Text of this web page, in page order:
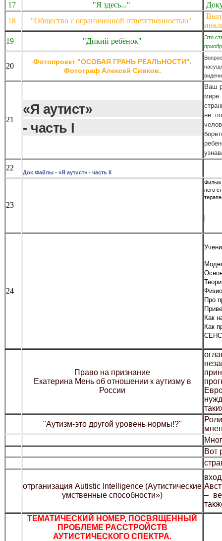
17 "Я здесь..."
18
"Общество с ограниченной ответственностью"
19
"Дикий ребёнок"
Это
20
Фотопроект "ОСОБАЯ ГРАНЬ РЕАЛЬНОСТИ".
Фотограф Алексей Сивков.
21
«Я аутист»
- часть I
Ваш
не
22
Док Файлы - «Я аутист» - часть II
23
Фильм
него
24
Про
Как
Как
Право на признание
Екатерина Мень об отношении к аутизму в
России
"Аутизм-это другой уровень нормы!?"
Вот
отрганизация Autistic Intelligence (Аутистические
умственные способности»)
–
ТЕМАТИЧЕСКИЙ НОМЕР, ПОСВЯЩЕННЫЙ
ПРОБЛЕМЕ РАССТРОЙСТВ
АУТИСТИЧЕСКОГО СПЕКТРА.